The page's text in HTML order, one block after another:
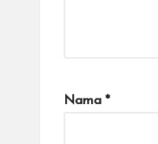
Nama *